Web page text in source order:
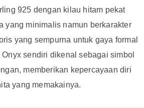
925 dengan kilau hitam pekat
yang minimalis namun berkarakter
yang sempurna untuk gaya formal
sendiri dikenal sebagai simbol
memberikan kepercayaan diri
yang memakainya.